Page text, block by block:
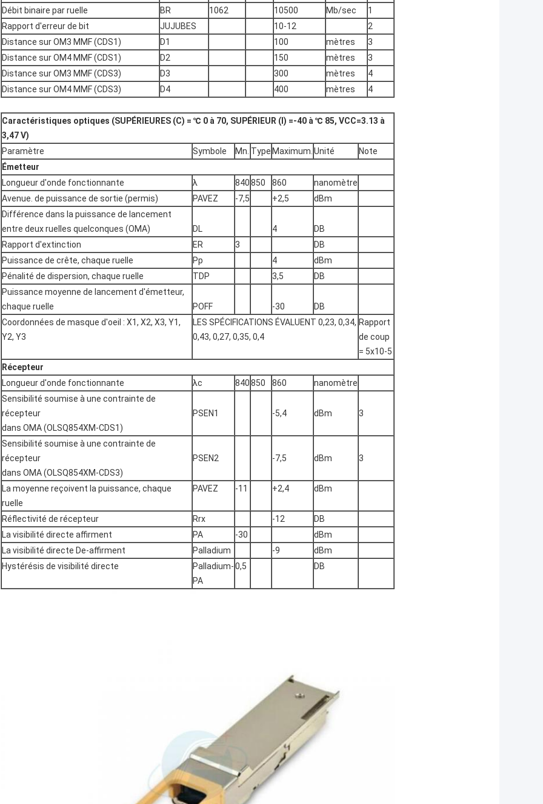
Débit binaire par ruelle
BR 1062 10500 Mb/sec
1
Rapport d'erreur de bit
JUJUBES 10-12
2
Distance sur OM3 MMF (CDS1)
D1 100 mètres
3
Distance sur OM4 MMF (CDS1)
D2 150 mètres
3
Distance sur OM3 MMF (CDS3)
D3 300 mètres
4
Distance sur OM4 MMF (CDS3)
D4 400 mètres 4
Caractéristiques optiques (SUPÉRIEURES (C) = ℃ 0 à 70, SUPÉRIEUR (I) =-40 à ℃ 85, VCC=3.13 à
3,47 V)
Paramètre
Symbole Mn. TypeMaximum. Unité
Note
Émetteur
Longueur d'onde fonctionnante
λ 840850 860
nanomètre
Avenue. de puissance de sortie (permis)
PAVEZ -7,5 +2,5
dBm
Différence dans la puissance de lancement
entre deux ruelles quelconques (OMA)
DL 4
DB
Rapport d'extinction
ER 3
DB
Puissance de crête, chaque ruelle
Pp 4
dBm
Pénalité de dispersion, chaque ruelle
TDP 3,5
DB
Puissance moyenne de lancement d'émetteur,
chaque ruelle
POFF -30
DB
Coordonnées de masque d'oeil : X1, X2, X3, Y1,
Y2, Y3
LES SPÉCIFICATIONS ÉVALUENT 0,23, 0,34,
0,43, 0,27, 0,35, 0,4
Rapport
de coup
= 5x10-5
Récepteur
Longueur d'onde fonctionnante
λc 840850 860
nanomètre
Sensibilité soumise à une contrainte de
récepteur
dans OMA (OLSQ854XM-CDS1)
PSEN1 -5,4 dBm 3
Sensibilité soumise à une contrainte de
récepteur
dans OMA (OLSQ854XM-CDS3)
PSEN2 -7,5 dBm 3
La moyenne reçoivent la puissance, chaque
ruelle
PAVEZ -11 +2,4 dBm
Réflectivité de récepteur Rrx -12
DB
La visibilité directe affirment
PA -30
dBm
La visibilité directe De-affirment
Palladium -9
dBm
Hystérésis de visibilité directe
Palladium-
PA
0,5 DB